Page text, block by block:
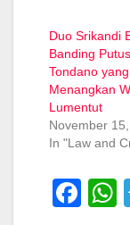
Duo Srikandi
Banding
Tondano yang
Menangkan
Lumentut
November
In "Law and
F